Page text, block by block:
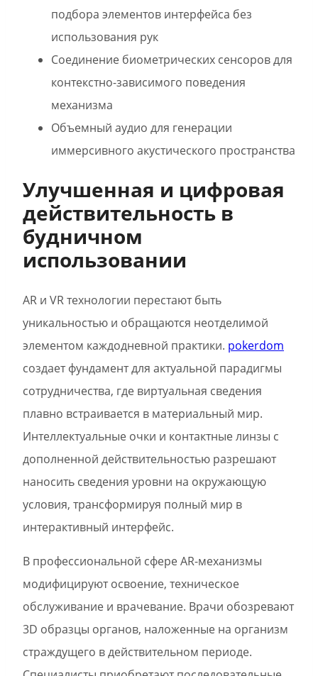
подбора элементов интерфейса без
использования рук
Соединение биометрических сенсоров для
контекстно-зависимого поведения
механизма
Объемный аудио для генерации
иммерсивного акустического пространства
Улучшенная и цифровая
действительность в
будничном
использовании
AR и VR технологии перестают быть
уникальностью и обращаются неотделимой
элементом каждодневной практики. pokerdom
создает фундамент для актуальной парадигмы
сотрудничества, где виртуальная сведения
плавно встраивается в материальный мир.
Интеллектуальные очки и контактные линзы с
дополненной действительностью разрешают
наносить сведения уровни на окружающую
условия, трансформируя полный мир в
интерактивный интерфейс.
В профессиональной сфере AR-механизмы
модифицируют освоение, техническое
обслуживание и врачевание. Врачи обозревают
3D образцы органов, наложенные на организм
страждущего в действительном периоде.